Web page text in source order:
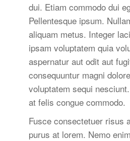
dui. Etiam commodo dui
Pellentesque ipsum.
aliquam metus. Integer
ipsam voluptatem quia
aspernatur aut odit aut
consequuntur magni
voluptatem sequi
at felis congue commodo.
Fusce consectetuer risus
purus at lorem. Nemo